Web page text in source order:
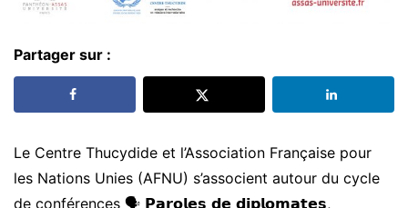
Partager sur :
Le Centre Thucydide et l’Association Française pour
les Nations Unies (AFNU) s’associent autour du cycle
de conférences 🗣 𝗣𝗮𝗿𝗼𝗹𝗲𝘀 𝗱𝗲 𝗱𝗶𝗽𝗹𝗼𝗺𝗮𝘁𝗲𝘀,